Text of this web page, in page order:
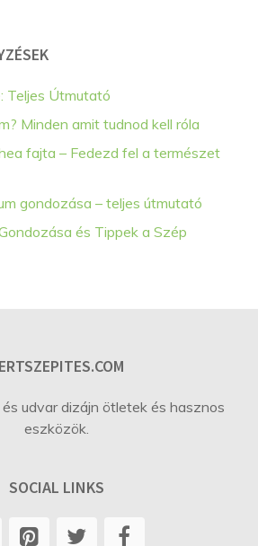
Teljes Útmutató
Minden amit tudnod kell róla
fajta – Fedezd fel a természet
gondozása – teljes útmutató
és Tippek a Szép
udvar dizájn ötletek és hasznos
eszközök.
SOCIAL LINKS